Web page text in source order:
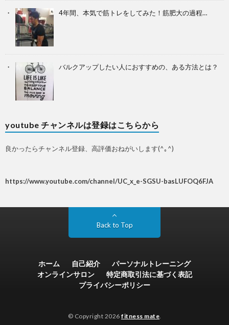
4年間、本気で筋トレをしてみた！筋肥大の過程…
バルクアップしたい人におすすめの、ある方法とは？
youtube チャンネルは登録はこちらから
良かったらチャンネル登録、高評価おねがいします(^｡^)
https://www.youtube.com/channel/UC_x_e-SGSU-basLUFOQ6FJA
Back to Top
ホーム 自己紹介
パーソナルトレーニング
オンラインサロン
特定商取引法に基づく表記
プライバシーポリシー
© Copyright 2026 fitness mate